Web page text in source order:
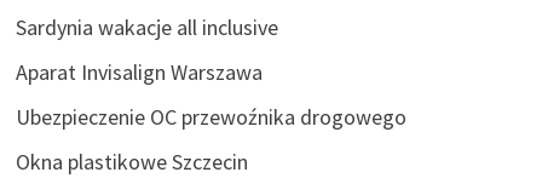
Sardynia wakacje all inclusive
Aparat Invisalign Warszawa
Ubezpieczenie OC przewoźnika drogowego
Okna plastikowe Szczecin